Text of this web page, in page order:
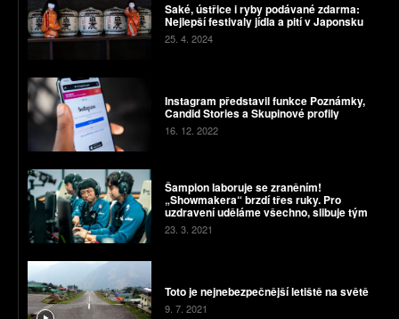
Saké, ústřice i ryby podávané zdarma:
Nejlepší festivaly jídla a pití v Japonsku
25. 4. 2024
Instagram představil funkce Poznámky,
Candid Stories a Skupinové profily
16. 12. 2022
Šampion laboruje se zraněním!
„Showmakera“ brzdí třes ruky. Pro
uzdravení uděláme všechno, slibuje tým
23. 3. 2021
Toto je nejnebezpečnější letiště na světě
9. 7. 2021